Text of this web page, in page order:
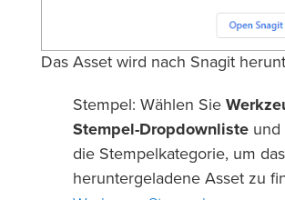
Das Asset wird nach Snagit
Stempel: Wählen Sie
Stempel-Dropdownliste und
die Stempelkategorie, um das
heruntergeladene Asset zu